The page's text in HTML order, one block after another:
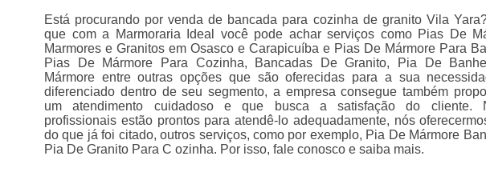
Está procurando por venda de bancada para cozinha de granito Vila
que com a Marmoraria Ideal você pode achar serviços como Pias De
Marmores e Granitos em Osasco e Carapicuíba e Pias De Mármore Para
Pias De Mármore Para Cozinha, Bancadas De Granito, Pia De
Mármore entre outras opções que são oferecidas para a sua
diferenciado dentro de seu segmento, a empresa consegue também
um atendimento cuidadoso e que busca a satisfação do cliente.
profissionais estão prontos para atendê-lo adequadamente, nós
do que já foi citado, outros serviços, como por exemplo, Pia De Mármore
Pia De Granito Para C ozinha. Por isso, fale conosco e saiba mais.